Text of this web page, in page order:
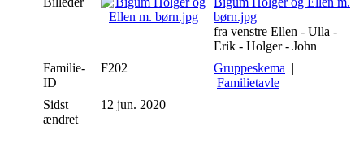
børn.jpg
fra venstre Ellen - Ulla -
Erik - Holger - John
Familie-
ID
F202 Gruppeskema |
Familietavle
Sidst
ændret
12 jun. 2020